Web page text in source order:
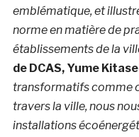
emblématique, et
norme en matière de
établissements de la
de DCAS, Yume
transformatifs comme
travers la ville, nous
installations